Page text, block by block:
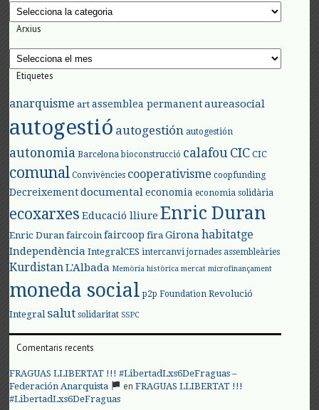
Categories
Arxius
Arxius
Etiquetes
anarquisme art assemblea permanent aureasocial
autogestió autogestión autogestión
autonomia Barcelona bioconstrucció calafou CIC CIC
comunal Convivències cooperativisme coopfunding
Decreixement documental economia economia solidària
ecoxarxes Educació lliure Enric Duran
Enric Duran faircoin faircoop fira Girona habitatge
Independència IntegralCES intercanvi jornades assembleàries
KurdistanL'Albada Memòria històrica mercat microfinançament
moneda social p2p Foundation Revolució
Integral salut solidaritat SSPC
Comentaris recents
FRAGUAS LLIBERTAT !!! #LibertadLxs6DeFraguas –
Federación Anarquista
enFRAGUAS LLIBERTAT !!!
#LibertadLxs6DeFraguas